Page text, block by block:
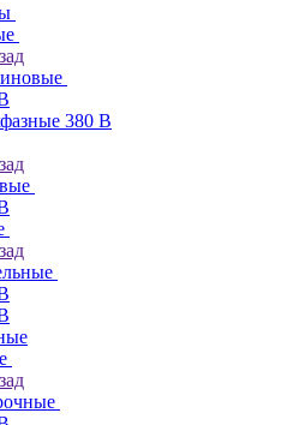
380 В